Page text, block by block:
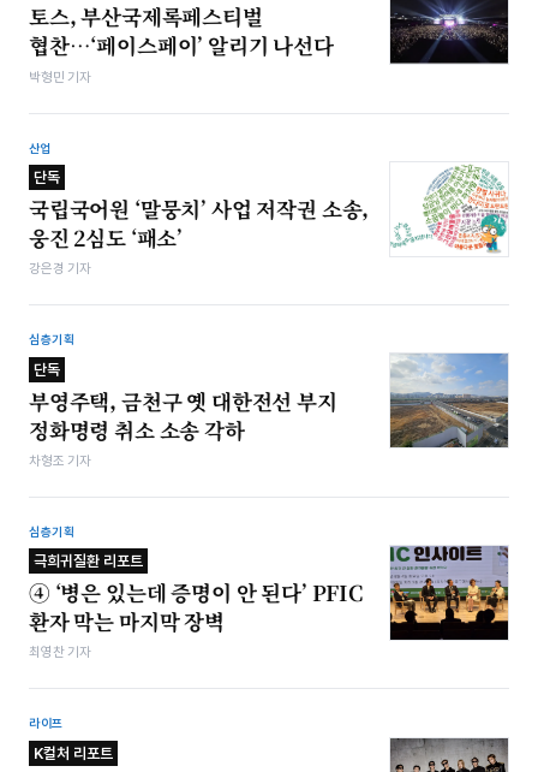
토스, 부산국제록페스티벌
협찬…‘페이스페이’ 알리기 나선다
박형민 기자
산업
단독
국립국어원 ‘말뭉치’ 사업 저작권 소송,
웅진 2심도 ‘패소’
강은경 기자
심층기획
단독
부영주택, 금천구 옛 대한전선 부지
정화명령 취소 소송 각하
차형조 기자
심층기획
극희귀질환 리포트
④ ‘병은 있는데 증명이 안 된다’ PFIC
환자 막는 마지막 장벽
최영찬 기자
라이프
K컬처 리포트